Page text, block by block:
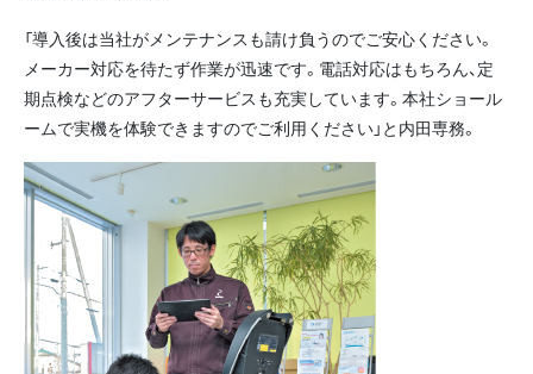
「導入後は当社がメンテナンスも請け負うのでご安心ください。
メーカー対応を待たず作業が迅速です。電話対応はもちろん、定
期点検などのアフターサービスも充実しています。本社ショール
ームで実機を体験できますのでご利用ください」と内田専務。